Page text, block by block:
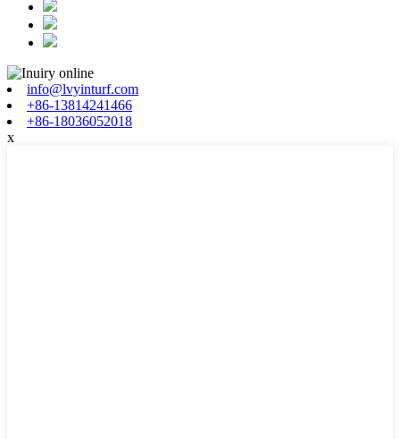
info@lvyinturf.com
+86-13814241466
+86-18036052018
x